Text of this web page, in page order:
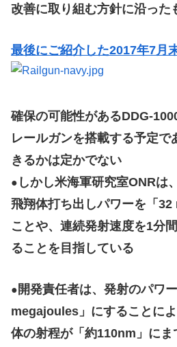
改善に取り組む方針に沿った
最後にご紹介した2017年7月
確保の可能性があるDDG-
レールガンを搭載する予定で
きるかは定かでない
● しかし米海軍研究室ONRは
飛翔体打ち出しパワーを「
ことや、連続発射速度を1分
ることを目指している
● 開発責任者は、発射のパワ
megajoules」にすることに
体の射程が「約110nm」にま